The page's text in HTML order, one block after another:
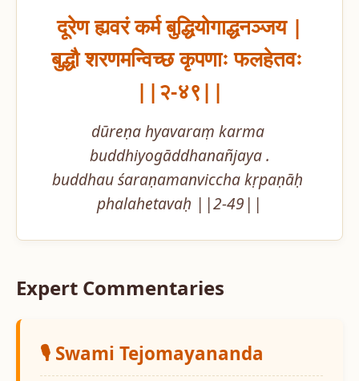
दूरेण ह्यवरं कर्म बुद्धियोगाद्धनञ्जय |
बुद्धौ शरणमन्विच्छ कृपणाः फलहेतवः
||२-४९||
dūreṇa hyavaraṃ karma
buddhiyogāddhanañjaya .
buddhau śaraṇamanviccha kṛpaṇāḥ
phalahetavaḥ ||2-49||
Expert Commentaries
🎙️ Swami Tejomayananda